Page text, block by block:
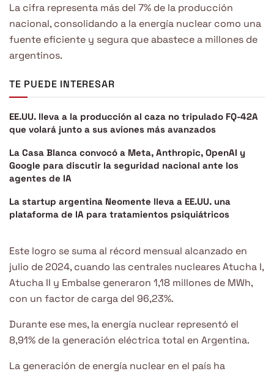
La cifra representa más del 7% de la producción
nacional, consolidando a la energía nuclear como una
fuente eficiente y segura que abastece a millones de
argentinos.
TE PUEDE INTERESAR
EE.UU. lleva a la producción al caza no tripulado FQ-42A
que volará junto a sus aviones más avanzados
La Casa Blanca convocó a Meta, Anthropic, OpenAI y
Google para discutir la seguridad nacional ante los
agentes de IA
La startup argentina Neomente lleva a EE.UU. una
plataforma de IA para tratamientos psiquiátricos
Este logro se suma al récord mensual alcanzado en
julio de 2024, cuando las centrales nucleares Atucha I,
Atucha II y Embalse generaron 1,18 millones de MWh,
con un factor de carga del 96,23%.
Durante ese mes, la energía nuclear representó el
8,91% de la generación eléctrica total en Argentina.
La generación de energía nuclear en el país ha